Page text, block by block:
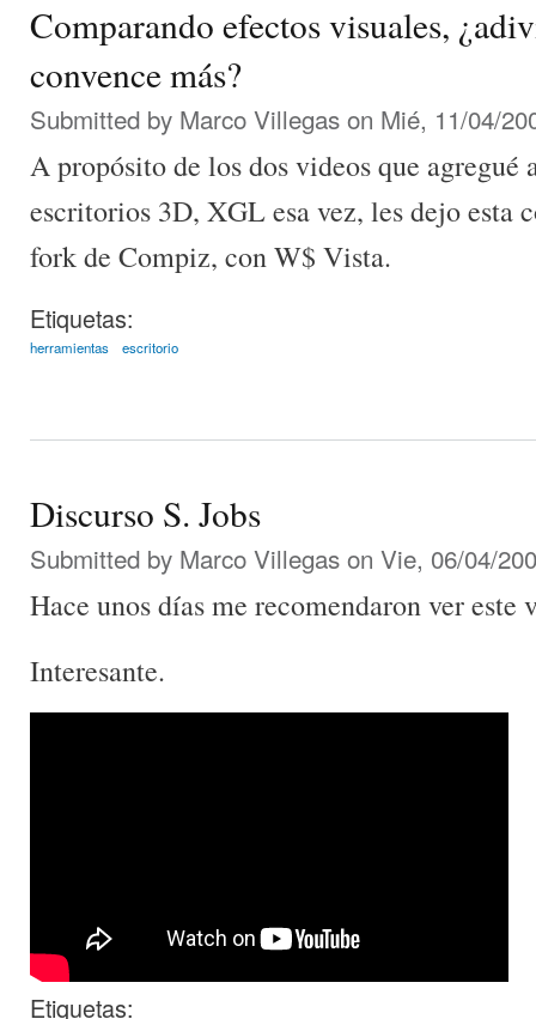
Comparando efectos visuales,
convence más?
Submitted by Marco Villegas on Mié, 11/04/
A propósito de los dos videos que agregué
escritorios 3D, XGL esa vez, les dejo esta
fork de Compiz, con W$ Vista.
Etiquetas:
herramientas escritorio
Discurso S. Jobs
Submitted by Marco Villegas on Vie, 06/04/
Hace unos días me recomendaron ver
Interesante.
Etiquetas: